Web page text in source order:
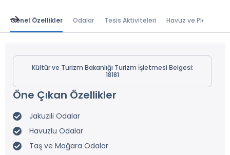
Genel Özellikler Odalar Tesis Aktiviteleri Havuz ve Plaj
Kültür ve Turizm Bakanlığı Turizm İşletmesi Belgesi:
18181
Öne Çıkan Özellikler
Jakuzili Odalar
Havuzlu Odalar
Taş ve Mağara Odalar